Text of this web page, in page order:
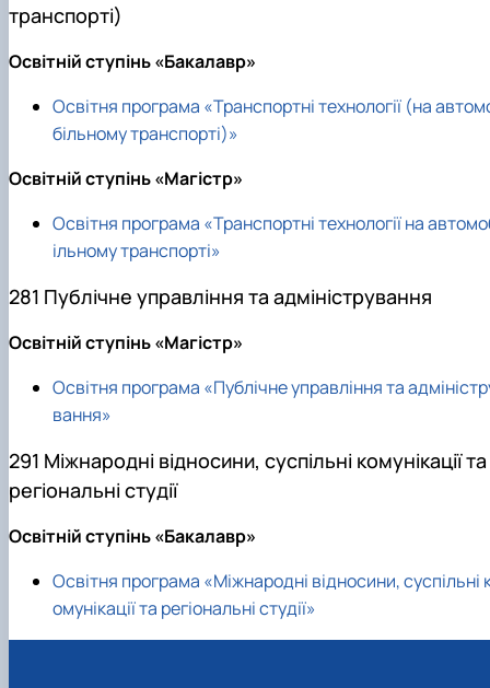
транспорті)
Освітній ступінь «Бакалавр»
Освітня програма «Транспортні технології (на
більному транспорті)»
Освітній ступінь «Магістр»
Освітня програма «Транспортні технології на
ільному транспорті»
281 Публічне управління та адміністрування
Освітній ступінь «Магістр»
Освітня програма «Публічне управління та
вання»
291 Міжнародні відносини, суспільні комунікації та
регіональні студії
Освітній ступінь «Бакалавр»
Освітня програма «Міжнародні відносини, суспільні
омунікації та регіональні студії»